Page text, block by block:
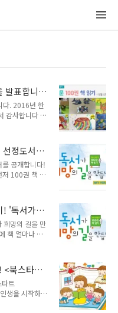
발표합니
다. 2016년 한
감사합니다 ^^
도 쭉~ 함께
유년 한 해 모
'서대문 100
정도서를
공개합니다!
저 100권 책 읽
은 3분기 선
대문 100권
판사 유 아
바우어 비룡소
박은정 보림
현 사계절 초
아해 위즈덤하
! '독서가
희망의 길을 만
책 얼마나 읽
답니다. '서대
문 100권 책
구나 언제든지
평)뿐 아니라,
식으로 독후활
어떻게 진행될
<북스타트
트
생을 시작하자
러미를 선물